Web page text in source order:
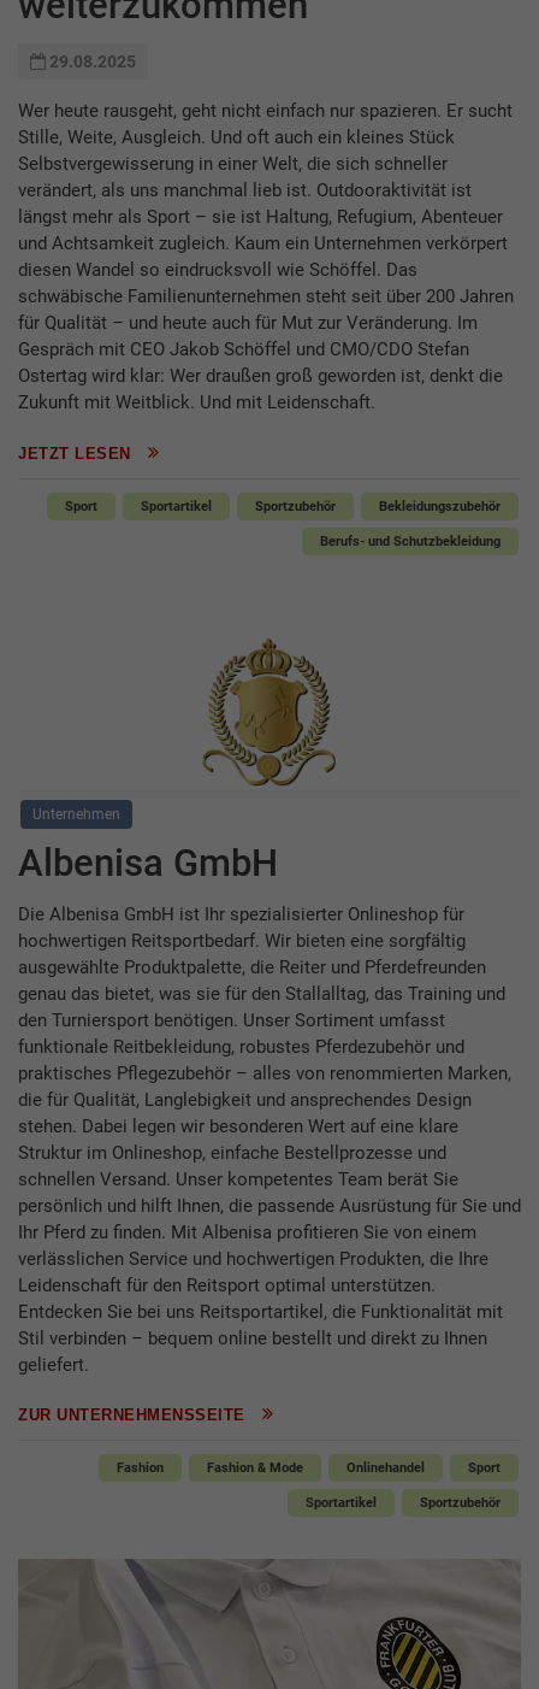
29.08.2025
Wer heute rausgeht, geht nicht einfach nur spazieren. Er sucht
Stille, Weite, Ausgleich. Und oft auch ein kleines Stück
Selbstvergewisserung in einer Welt, die sich schneller
verändert, als uns manchmal lieb ist. Outdooraktivität ist
längst mehr als Sport – sie ist Haltung, Refugium, Abenteuer
und Achtsamkeit zugleich. Kaum ein Unternehmen verkörpert
diesen Wandel so eindrucksvoll wie Schöffel. Das
schwäbische Familienunternehmen steht seit über 200 Jahren
für Qualität – und heute auch für Mut zur Veränderung. Im
Gespräch mit CEO Jakob Schöffel und CMO/CDO Stefan
Ostertag wird klar: Wer draußen groß geworden ist, denkt die
Zukunft mit Weitblick. Und mit Leidenschaft.
JETZT LESEN
Sport Sportartikel Sportzubehör Bekleidungszubehör
Berufs- und Schutzbekleidung
Unternehmen
Albenisa GmbH
Die Albenisa GmbH ist Ihr spezialisierter Onlineshop für
hochwertigen Reitsportbedarf. Wir bieten eine sorgfältig
ausgewählte Produktpalette, die Reiter und Pferdefreunden
genau das bietet, was sie für den Stallalltag, das Training und
den Turniersport benötigen. Unser Sortiment umfasst
funktionale Reitbekleidung, robustes Pferdezubehör und
praktisches Pflegezubehör – alles von renommierten Marken,
die für Qualität, Langlebigkeit und ansprechendes Design
stehen. Dabei legen wir besonderen Wert auf eine klare
Struktur im Onlineshop, einfache Bestellprozesse und
schnellen Versand. Unser kompetentes Team berät Sie
persönlich und hilft Ihnen, die passende Ausrüstung für Sie und
Ihr Pferd zu finden. Mit Albenisa profitieren Sie von einem
verlässlichen Service und hochwertigen Produkten, die Ihre
Leidenschaft für den Reitsport optimal unterstützen.
Entdecken Sie bei uns Reitsportartikel, die Funktionalität mit
Stil verbinden – bequem online bestellt und direkt zu Ihnen
geliefert.
ZUR UNTERNEHMENSSEITE
Fashion Fashion & Mode Onlinehandel Sport
Sportartikel Sportzubehör